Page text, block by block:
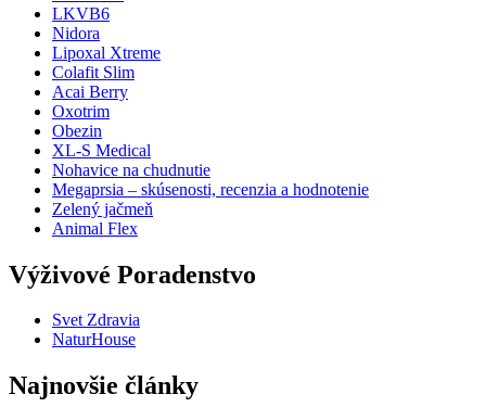
LKVB6
Nidora
Lipoxal Xtreme
Colafit Slim
Acai Berry
Oxotrim
Obezin
XL-S Medical
Nohavice na chudnutie
Megaprsia – skúsenosti, recenzia a hodnotenie
Zelený jačmeň
Animal Flex
Výživové Poradenstvo
Svet Zdravia
NaturHouse
Najnovšie články